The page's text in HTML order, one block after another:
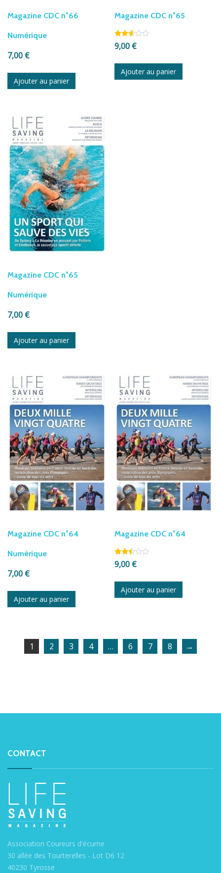
Magazine CDC n°66
Numérique
7,00 €
Ajouter au panier
Magazine CDC n°65
Note
2.53
5
9,00 €
Ajouter au panier
Magazine CDC n°65
Numérique
7,00 €
Ajouter au panier
Magazine CDC n°64
Numérique
7,00 €
Ajouter au panier
Magazine CDC n°64
Note
2.41
5
9,00 €
Ajouter au panier
1 2 3 4 … 6 7 8 →
CONTACT
Association Coureurs d'écume
30 allée des Tourterelles - Lot D6 12
40230 Tyrosse